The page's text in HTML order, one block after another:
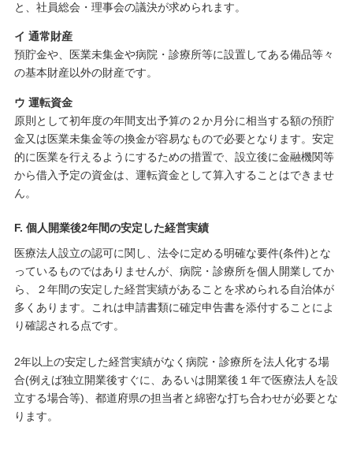
と、社員総会・理事会の議決が求められます。
イ 通常財産
預貯金や、医業未集金や病院・診療所等に設置してある備品等々
の基本財産以外の財産です。
ウ 運転資金
原則として初年度の年間支出予算の２か月分に相当する額の預貯
金又は医業未集金等の換金が容易なもので必要となります。安定
的に医業を行えるようにするための措置で、設立後に金融機関等
から借入予定の資金は、運転資金として算入することはできませ
ん。
F. 個人開業後2年間の安定した経営実績
医療法人設立の認可に関し、法令に定める明確な要件(条件)とな
っているものではありませんが、病院・診療所を個人開業してか
ら、２年間の安定した経営実績があることを求められる自治体が
多くあります。これは申請書類に確定申告書を添付することによ
り確認される点です。
2年以上の安定した経営実績がなく病院・診療所を法人化する場
合(例えば独立開業後すぐに、あるいは開業後１年で医療法人を設
立する場合等)、都道府県の担当者と綿密な打ち合わせが必要とな
ります。